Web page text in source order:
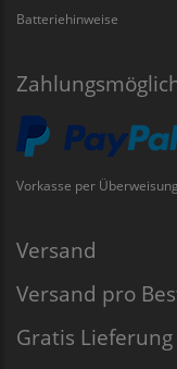
Batteriehinweise
Vorkasse per Überweisung
Versand
Versand pro
Gratis